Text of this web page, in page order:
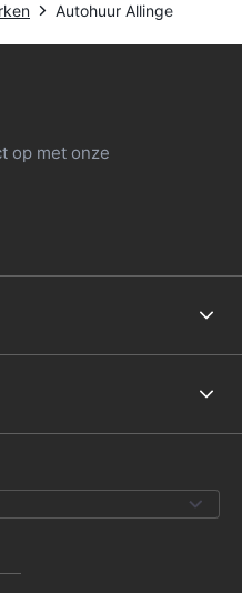
Autohuur Allinge
op met onze